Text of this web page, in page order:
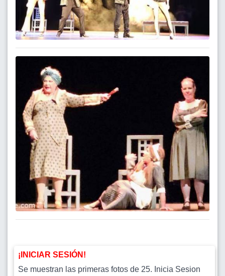
¡INICIAR SESIÓN!
Se muestran las primeras fotos de 25. Inicia Sesion